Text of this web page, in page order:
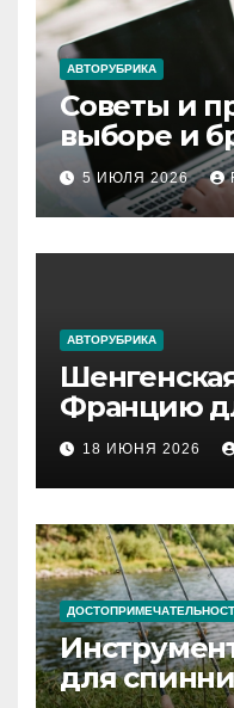
АВТОРУБРИКА
Советы и
выборе и
5 ИЮЛЯ 2026
АВТОРУБРИКА
Францию
2026 году:
и список
18 ИЮНЯ 2026
для